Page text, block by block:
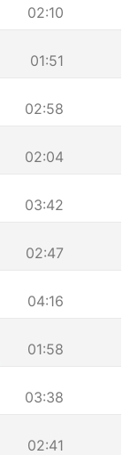
02:10
01:51
02:58
02:04
03:42
02:47
04:16
01:58
03:38
02:41